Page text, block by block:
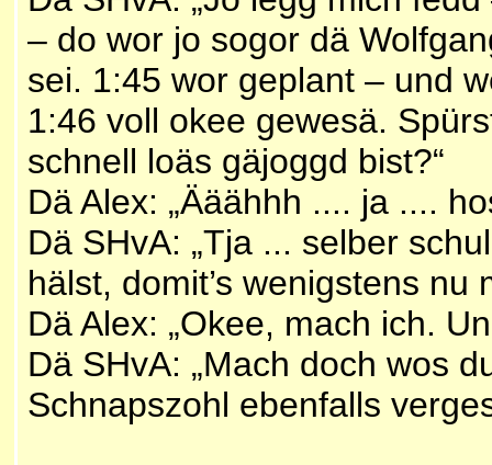
– do wor jo sogor dä
sei. 1:45 wor geplant – und
1:46 voll okee gewesä.
schnell loäs gäjoggd bist?“
Dä Alex: „Ääähhh .... ja ....
Dä SHvA: „Tja ... selber
hälst, domit’s wenigstens nu
Dä Alex: „Okee, mach ich.
Dä SHvA: „Mach doch wos
Schnapszohl ebenfalls